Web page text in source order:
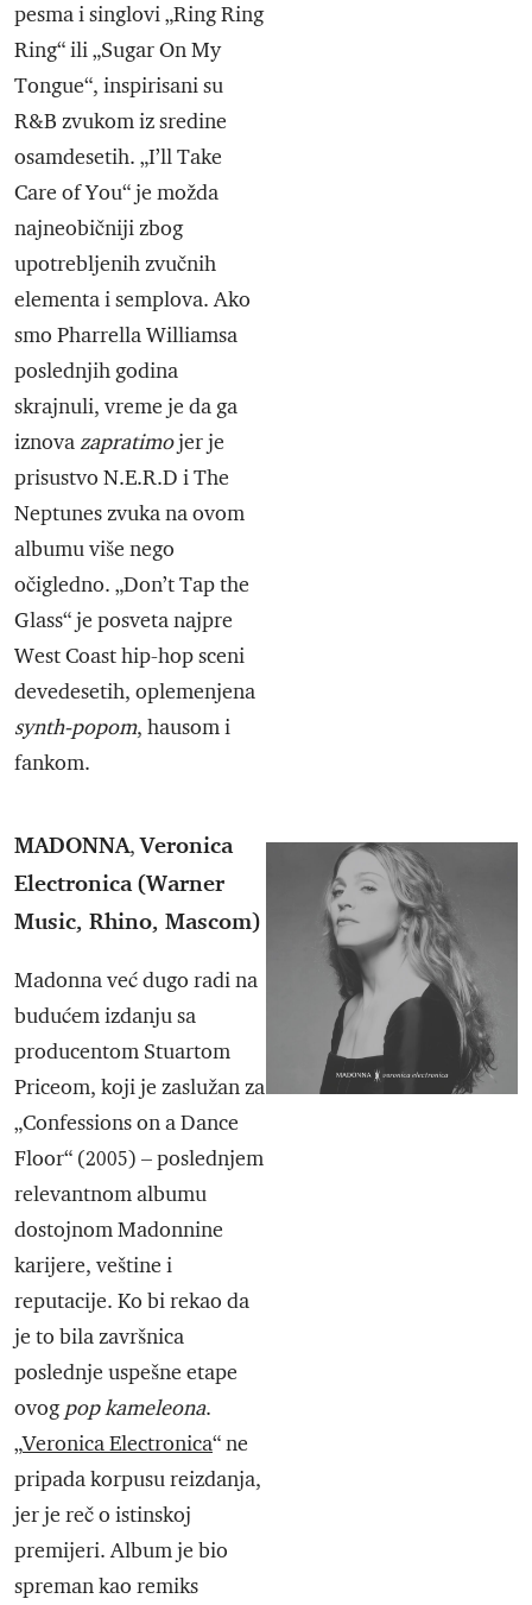
pesma i singlovi „Ring Ring
Ring“ ili „Sugar On My
Tongue“, inspirisani su
R&B zvukom iz sredine
osamdesetih. „I’ll Take
Care of You“ je možda
najneobičniji zbog
upotrebljenih zvučnih
elementa i semplova. Ako
smo Pharrella Williamsa
poslednjih godina
skrajnuli, vreme je da ga
iznova zapratimojer je
prisustvo N.E.R.D i The
Neptunes zvuka na ovom
albumu više nego
očigledno. „Don’t Tap the
Glass“ je posveta najpre
West Coast hip-hop sceni
devedesetih, oplemenjena
synth-popom, hausom i
fankom.
MADONNA,Veronica
Electronica (Warner
Music, Rhino, Mascom)
Madonna već dugo radi na
budućem izdanju sa
producentom Stuartom
Priceom, koji je zaslužan za
„Confessions on a Dance
Floor“ (2005) – poslednjem
relevantnom albumu
dostojnom Madonnine
karijere, veštine i
reputacije. Ko bi rekao da
je to bila završnica
poslednje uspešne etape
ovogpop kameleona.
„Veronica Electronica“ ne
pripada korpusu reizdanja,
jer je reč o istinskoj
premijeri. Album je bio
spreman kao remiks